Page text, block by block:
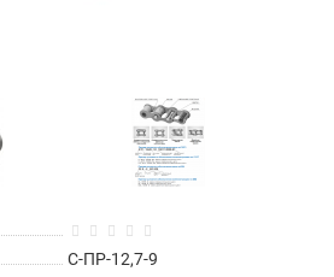
С-ПР-12,7-9